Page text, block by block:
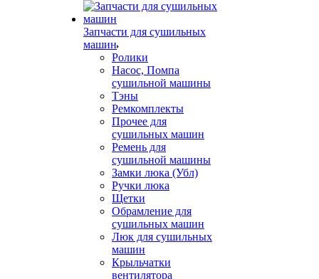
Запчасти для сушильных
машин
Ролики
Насос, Помпа
сушильной машины
Тэны
Ремкомплекты
Прочее для
сушильных машин
Ремень для
сушильной машины
Замки люка (Убл)
Ручки люка
Щетки
Обрамление для
сушильных машин
Люк для сушильных
машин
Крыльчатки
вентилятора